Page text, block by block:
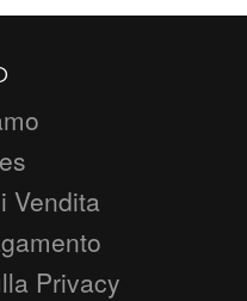
Vendita
Privacy